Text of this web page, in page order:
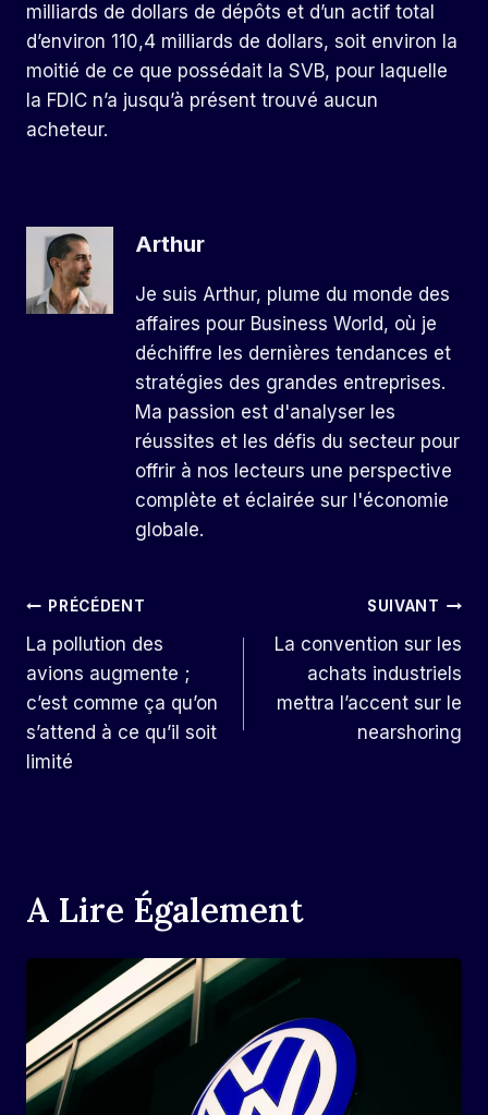
milliards de dollars de dépôts et d’un actif total
d’environ 110,4 milliards de dollars, soit environ la
moitié de ce que possédait la SVB, pour laquelle
la FDIC n’a jusqu’à présent trouvé aucun
acheteur.
Arthur
Je suis Arthur, plume du monde des
affaires pour Business World, où je
déchiffre les dernières tendances et
stratégies des grandes entreprises.
Ma passion est d'analyser les
réussites et les défis du secteur pour
offrir à nos lecteurs une perspective
complète et éclairée sur l'économie
globale.
Navigation
De
L’article
PRÉCÉDENT
La pollution des
avions augmente ;
c’est comme ça qu’on
s’attend à ce qu’il soit
limité
SUIVANT
La convention sur les
achats industriels
mettra l’accent sur le
nearshoring
A Lire Également